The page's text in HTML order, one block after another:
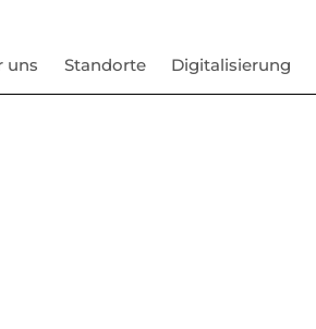
uns Standorte Digitalisierung